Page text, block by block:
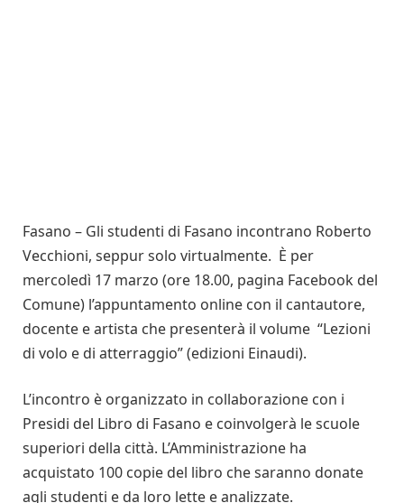
Fasano – Gli studenti di Fasano incontrano Roberto
Vecchioni, seppur solo virtualmente. È per
mercoledì 17 marzo (ore 18.00, pagina Facebook del
Comune) l’appuntamento online con il cantautore,
docente e artista che presenterà il volume “Lezioni
di volo e di atterraggio” (edizioni Einaudi).
L’incontro è organizzato in collaborazione con i
Presidi del Libro di Fasano e coinvolgerà le scuole
superiori della città. L’Amministrazione ha
acquistato 100 copie del libro che saranno donate
agli studenti e da loro lette e analizzate.